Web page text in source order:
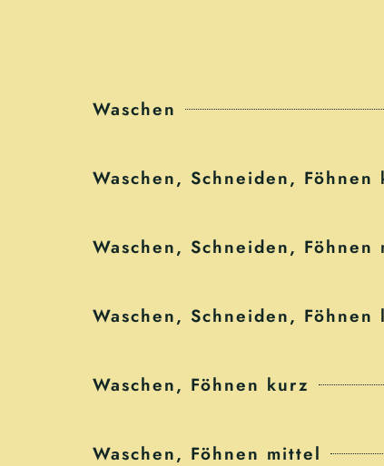
Waschen
Waschen, Schneiden, Föhnen
Waschen, Schneiden, Föhnen
Waschen, Schneiden, Föhnen
Waschen, Föhnen kurz
Waschen, Föhnen mittel